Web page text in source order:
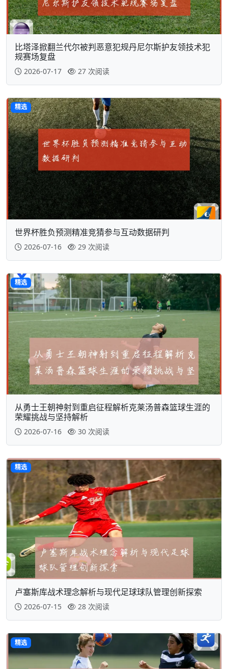
比塔泽掀翻兰代尔被判恶意犯规丹尼尔斯护友领技术犯
规赛场复盘
2026-07-17 27 次阅读
精选
世界杯胜负预测精准竞猜参与互动数据研判
2026-07-16 29 次阅读
精选
从勇士王朝神射到重启征程解析克莱汤普森篮球生涯的
荣耀挑战与坚持解析
2026-07-16 30 次阅读
精选
卢塞斯库战术理念解析与现代足球球队管理创新探索
2026-07-15 28 次阅读
精选